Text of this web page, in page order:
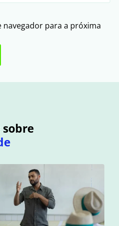
navegador para a próxima